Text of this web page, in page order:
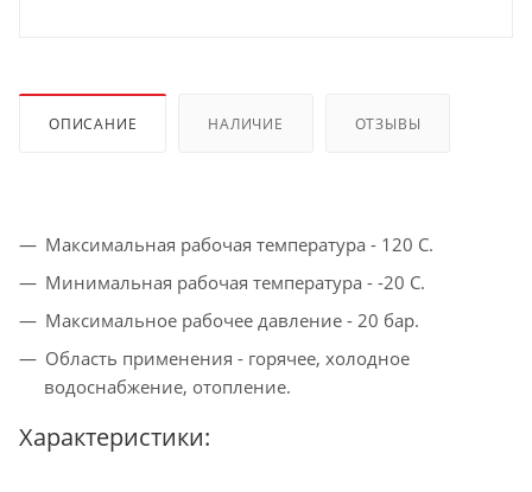
ОПИСАНИЕ НАЛИЧИЕ ОТЗЫВЫ
Максимальная рабочая температура - 120 С.
Минимальная рабочая температура - -20 С.
Максимальное рабочее давление - 20 бар.
Область применения - горячее, холодное
водоснабжение, отопление.
Характеристики: